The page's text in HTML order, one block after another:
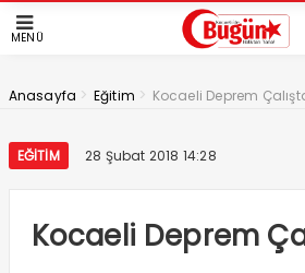
MENÜ
Anasayfa > Eğitim > Kocaeli Deprem
EĞITIM 28 Şubat 2018 14:28
Kocaeli Deprem